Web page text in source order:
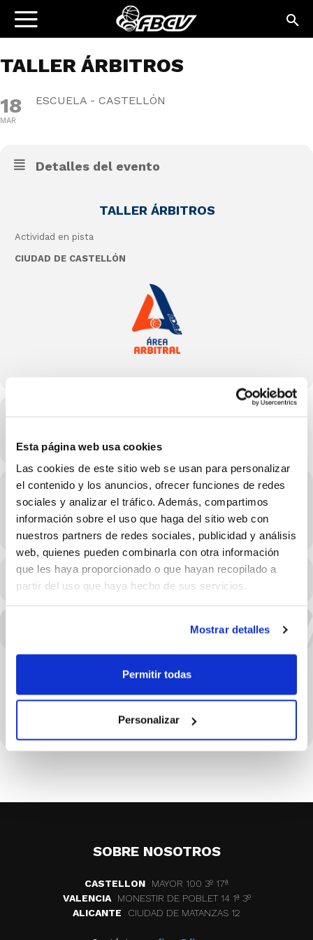
Esta página web usa cookies
Las cookies de este sitio web se usan para personalizar
el contenido y los anuncios, ofrecer funciones de redes
sociales y analizar el tráfico. Además, compartimos
información sobre el uso que haga del sitio web con
nuestros partners de redes sociales, publicidad y análisis
web, quienes pueden combinarla con otra información
que les haya proporcionado o que hayan recopilado a
partir del uso que haya hecho de sus servicios.
Mostrar detalles
Permitir todas
Personalizar
TALLER ÁRBITROS
18
MAR
ESCUELA - CASTELLÓN
Detalles del evento
TALLER ÁRBITROS
Actividad en pista
CIUDAD DE CASTELLÓN
18/03/2025 18:30 - 20:00 (GMT+02:00)
Localización
OTROS EVENTOS
CALENDARIO CALENDARIO GOOGLE
SOBRE NOSOTROS
CASTELLON
MAYOR 100 3º 17ª
VALENCIA
MONESTIR DE POBLET 14 1ª 3º
ALICANTE
CIUDAD DE MATANZAS 12